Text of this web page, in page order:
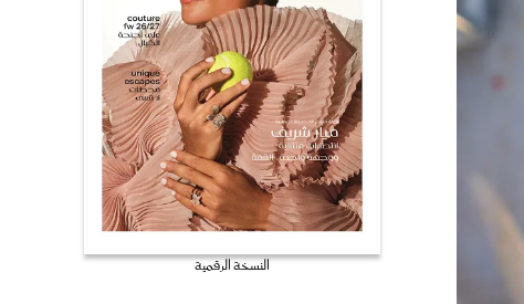
النسخة الرقمية